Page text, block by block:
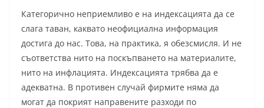
Категорично неприемливо е на индексацията да се
слага таван, каквато неофициална информация
достига до нас. Това, на практика, я обезсмисля. И не
съответства нито на поскъпването на материалите,
нито на инфлацията. Индексацията трябва да е
адекватна. В противен случай фирмите няма да
могат да покрият направените разходи по